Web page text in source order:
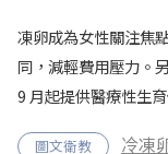
凍卵成為女性關注焦
同，減輕費用壓力。
9 月起提供醫療性生
圖文衛教 冷凍